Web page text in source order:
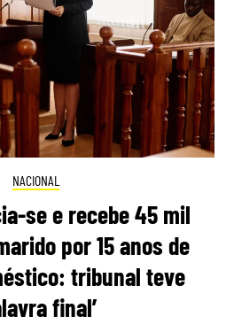
NACIONAL
se e recebe 45 mil
por 15 anos de
tribunal teve
final’